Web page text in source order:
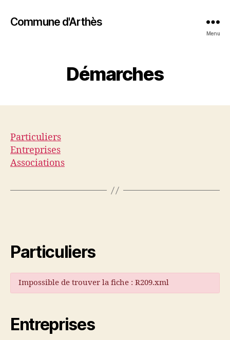
Commune d'Arthès
Menu
Démarches
Particuliers
Entreprises
Associations
Particuliers
Impossible de trouver la fiche : R209.xml
Entreprises